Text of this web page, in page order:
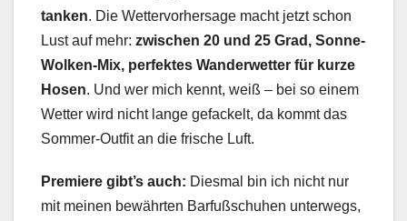
tanken. Die Wettervorhersage macht jetzt schon
Lust auf mehr: zwischen 20 und 25 Grad, Sonne-
Wolken-Mix, perfektes Wanderwetter für kurze
Hosen. Und wer mich kennt, weiß – bei so einem
Wetter wird nicht lange gefackelt, da kommt das
Sommer-Outfit an die frische Luft.
Premiere gibt’s auch: Diesmal bin ich nicht nur
mit meinen bewährten Barfußschuhen unterwegs,